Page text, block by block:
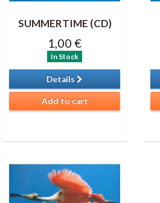
SUMMERTIME (CD)
1,00 €
In Stock
Details
Add to cart